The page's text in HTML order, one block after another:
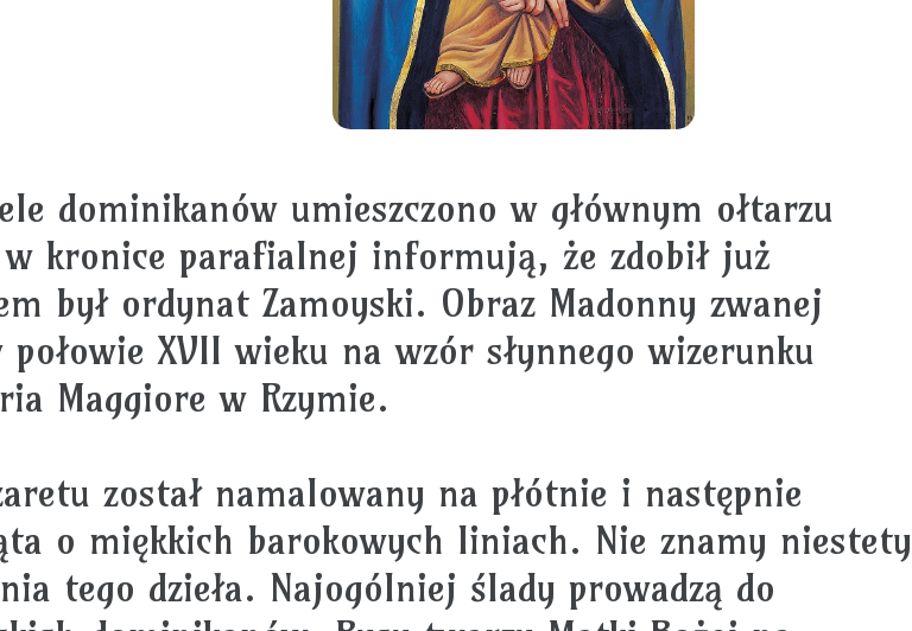
dominikanów umieszczono w głównym ołtarzu
kronice parafialnej informują, że zdobił już
był ordynat Zamoyski. Obraz Madonny zwanej
XVII wieku na wzór słynnego wizerunku
Maggiore w Rzymie.
został namalowany na płótnie i następnie
o miękkich barokowych liniach. Nie znamy niestety
tego dzieła. Najogólniej ślady prowadzą do